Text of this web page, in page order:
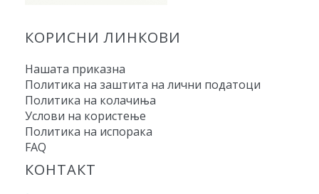
КОРИСНИ ЛИНКОВИ
Нашата приказна
Политика на заштита на лични податоци
Политика на колачиња
Услови на користење
Политика на испорака
FAQ
КОНТАКТ